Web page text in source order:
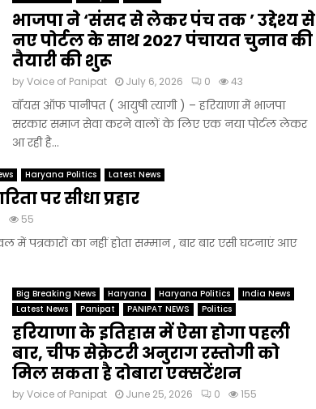
भाजपा ने ‘संसद से लेकर पंच तक ’ उद्देश्य से
नए पोर्टल के साथ 2027 पंचायत चुनाव की
तैयारी की शुरू
byVoice of Panipat July 6, 2026 0 43
वॉयस ऑफ पानीपत ( आयुषी त्यागी ) – हरियाणा में भाजपा
सरकार समाज सेवा करने वालों के लिए एक नया पोर्टल लेकर
आ रही है...
Haryana Politics Latest News
पर सीधा प्रहार
55
में पत्रकारों का नहीं होता सम्मान , बार बार एसी घटनाएं आए
Big Breaking News Haryana Haryana Politics
India News
Latest News
Panipat PANIPAT NEWS Politics
हरियाणा के इतिहास में ऐसा होगा पहली
बार, चीफ सेक्रेटरी अनुराग रस्तोगी को
मिल सकता है दोबारा एक्सटेंशन
byVoice of Panipat June 25, 2026 0 155